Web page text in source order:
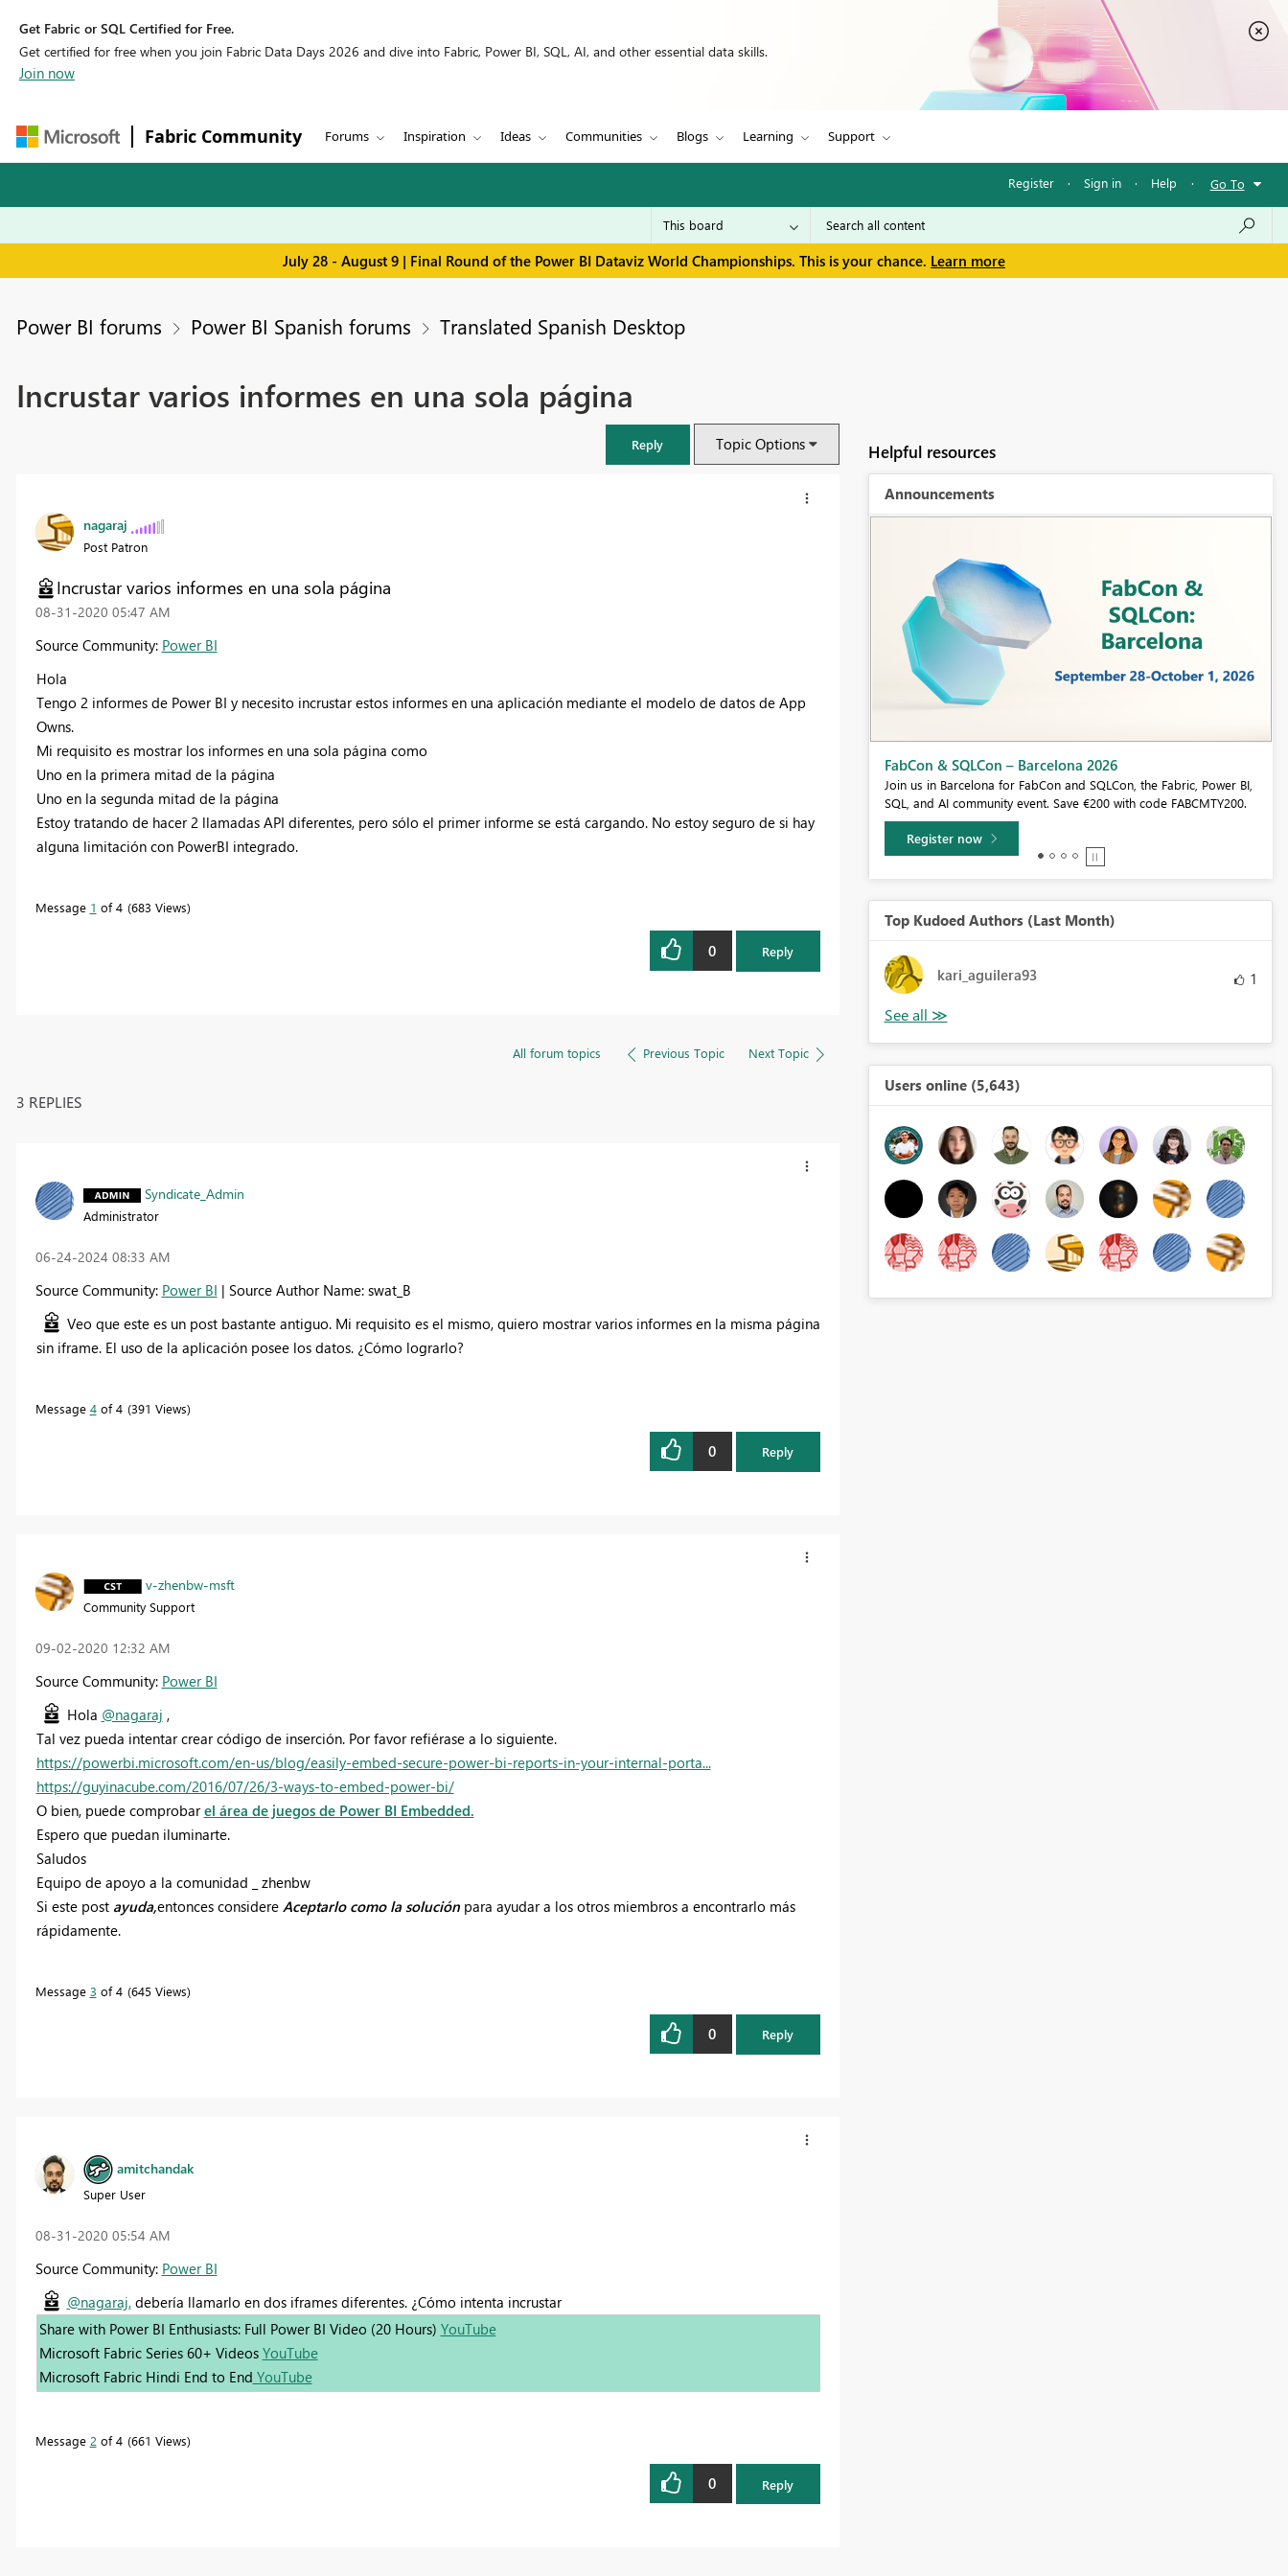
Get Fabric or SQL Certified for Free.
Get certified for free when you join Fabric Data Days 2026 and dive into Fabric, Power BI, SQL, AI, and other essential data skills.
Join now
Fabric Community Forums Inspiration Ideas Communities Blogs Learning Support
Register · Sign in · Help · Go To
July 28 - August 9 | Final Round of the Power BI Dataviz World Championships. This is your chance. Learn more
Power BI forums Power BI Spanish forums Translated Spanish Desktop
Incrustar varios informes en una sola página
Reply Topic Options
nagaraj
Post Patron
Incrustar varios informes en una sola página
‎08-31-2020 05:47 AM
Source Community: Power BI
Hola
Tengo 2 informes de Power BI y necesito incrustar estos informes en una aplicación mediante el modelo de datos de App
Owns.
Mi requisito es mostrar los informes en una sola página como
Uno en la primera mitad de la página
Uno en la segunda mitad de la página
Estoy tratando de hacer 2 llamadas API diferentes, pero sólo el primer informe se está cargando. No estoy seguro de si hay
alguna limitación con PowerBI integrado.
Message 1 of 4 683 Views
0 Reply
All forum topics Previous Topic Next Topic
3 REPLIES
Syndicate_Admin
Administrator
‎06-24-2024 08:33 AM
Source Community: Power BI | Source Author Name: swat_B
Veo que este es un post bastante antiguo. Mi requisito es el mismo, quiero mostrar varios informes en la misma página
sin iframe. El uso de la aplicación posee los datos. ¿Cómo lograrlo?
Message 4of 4 391 Views
0 Reply
v-zhenbw-msft
Community Support
‎09-02-2020 12:32 AM
Source Community: Power BI
Hola @nagaraj ,
Tal vez pueda intentar crear código de inserción. Por favor refiérase a lo siguiente.
https://powerbi.microsoft.com/en-us/blog/easily-embed-secure-power-bi-reports-in-your-internal-porta...
https://guyinacube.com/2016/07/26/3-ways-to-embed-power-bi/
O bien, puede comprobarel área de juegos de Power BI Embedded.
Espero que puedan iluminarte.
Saludos
Equipo de apoyo a la comunidad _ zhenbw
Si este post ayuda,entonces considere Aceptarlo como la soluciónpara ayudar a los otros miembros a encontrarlo más
rápidamente.
Message 3 of 4 645 Views
0 Reply
amitchandak
Super User
‎08-31-2020 05:54 AM
Source Community: Power BI
@nagaraj,debería llamarlo en dos iframes diferentes. ¿Cómo intenta incrustar
Share with Power BI Enthusiasts: Full Power BI Video (20 Hours) YouTube
Microsoft Fabric Series 60+ Videos YouTube
Microsoft Fabric Hindi End to End YouTube
Message 2 of 4 661 Views
0 Reply
Helpful resources
Announcements
Fabric Community Sticker Challenge - Barcelona 2026
If you love stickers, then you will definitely want to check out our
community sticker challenge, Barcelona edition!
Learn more
Top Kudoed Authors (Last Month)
kari_aguilera93 1
Users online (5,643)